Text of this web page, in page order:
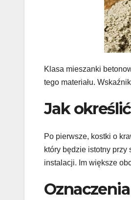
Klasa mieszanki
tego materiału.
Jak
Po pierwsze, kostki o
który będzie istotny
instalacji. Im większe